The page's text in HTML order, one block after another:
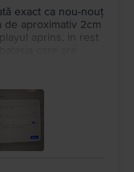
exact ca nou-nouț
aproximativ 2cm
aprins, in rest